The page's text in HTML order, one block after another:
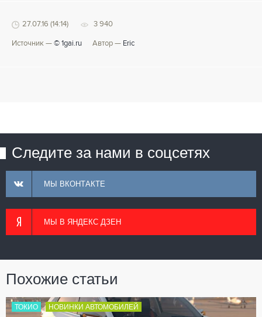
27.07.16 (14:14) 3 940
Источник — © 1gai.ru Автор — Eric
Следите за нами в соцсетях
МЫ ВКОНТАКТЕ
МЫ В ЯНДЕКС ДЗЕН
Похожие статьи
ТОКИО НОВИНКИ АВТОМОБИЛЕЙ